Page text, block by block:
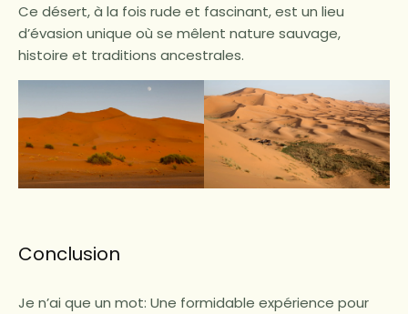
Ce désert, à la fois rude et fascinant, est un lieu
d’évasion unique où se mêlent nature sauvage,
histoire et traditions ancestrales.
Conclusion
Je n’ai que un mot: Une formidable expérience pour